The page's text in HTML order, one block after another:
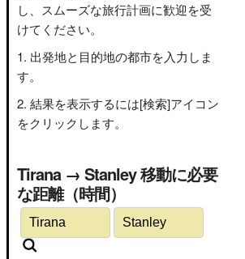
し、スムーズな旅行計画に歓迎を受
けてください。
出発地と目的地の都市を入力しま
す。
結果を表示するには[検索]アイコン
をクリックします。
Tirana → Stanley 移動に必要
な距離（時間）